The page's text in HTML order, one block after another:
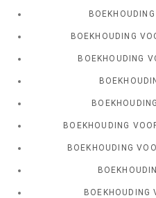
BOEKHOUDING
BOEKHOUDING
BOEKHOUDING
BOEKHOUDING
BOEKHOUDING